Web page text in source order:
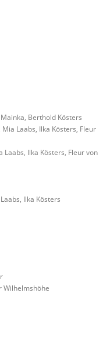
Berthold Kösters
Laabs, Ilka Kösters, Fleur
Laabs, Ilka Kösters, Fleur von
Ilka Kösters
Wilhelmshöhe